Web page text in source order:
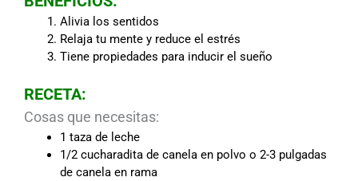
Alivia los sentidos
Relaja tu mente y reduce el estrés
Tiene propiedades para inducir el sueño
RECETA:
Cosas que necesitas:
1 taza de leche
1/2 cucharadita de canela en polvo o 2-3 pulgadas
de canela en rama